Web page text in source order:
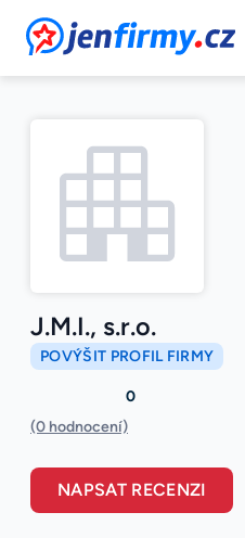
JenFirmy.cz
J.M.I., s.r.o.
POVÝŠIT PROFIL FIRMY
0
(0 hodnocení)
NAPSAT RECENZI